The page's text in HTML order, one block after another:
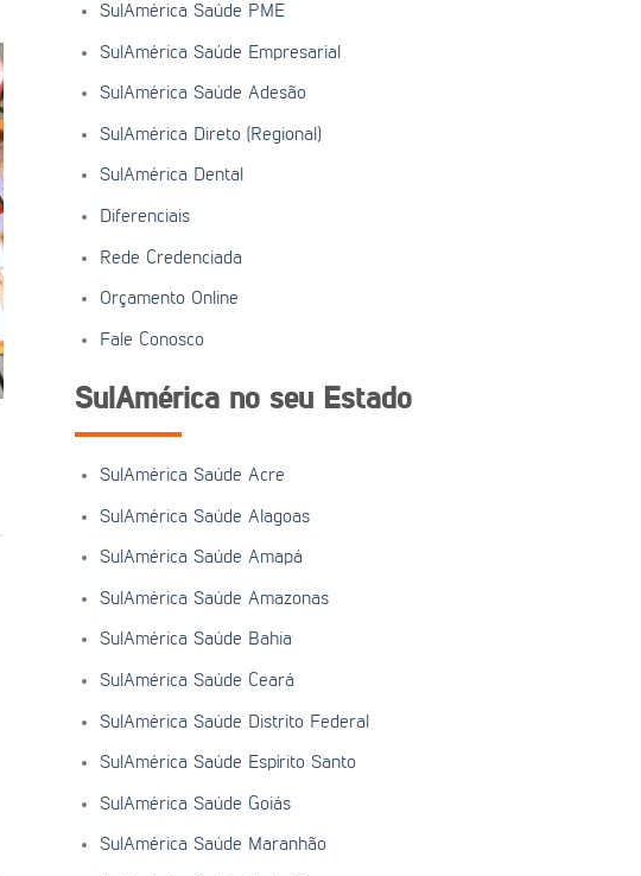
SulAmérica Saúde PME
SulAmérica Saúde Empresarial
SulAmérica Saúde Adesão
SulAmérica Direto (Regional)
SulAmérica Dental
Diferenciais
Rede Credenciada
Orçamento Online
Fale Conosco
SulAmérica no seu Estado
SulAmérica Saúde Acre
SulAmérica Saúde Alagoas
SulAmérica Saúde Amapá
SulAmérica Saúde Amazonas
SulAmérica Saúde Bahia
SulAmérica Saúde Ceará
SulAmérica Saúde Distrito Federal
SulAmérica Saúde Espírito Santo
SulAmérica Saúde Goiás
SulAmérica Saúde Maranhão